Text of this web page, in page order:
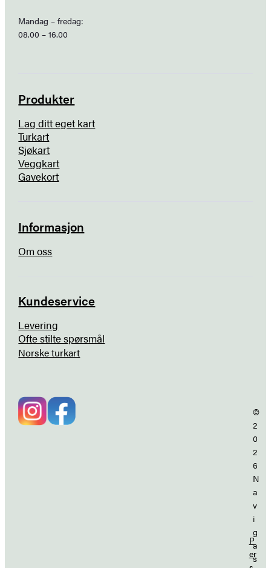
Mandag – fredag:
08.00 – 16.00
Produkter
Lag ditt eget kart
Turkart
Sjøkart
Veggkart
Gavekort
Informasjon
Om oss
Kundeservice
Levering
Ofte stilte spørsmål
Norske turkart
P
er
©
2
0
2
6
N
a
v
i
g
a
s